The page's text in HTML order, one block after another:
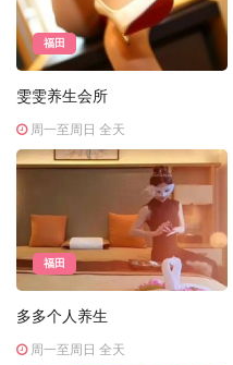
福田
雯雯养生会所
周一至周日 全天
福田
多多个人养生
周一至周日 全天